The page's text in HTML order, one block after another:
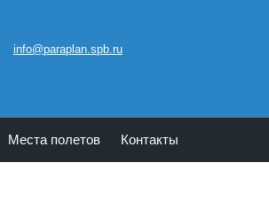
info@paraplan.spb.ru
Места полетов Контакты